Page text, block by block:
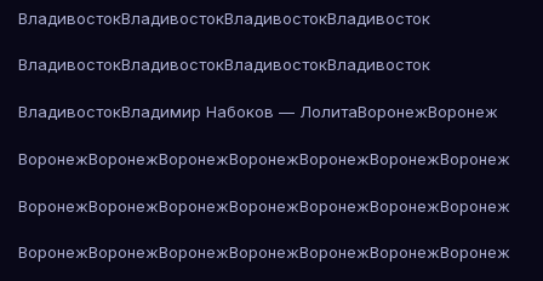
ВладивостокВладивостокВладивостокВладивосток
ВладивостокВладивостокВладивостокВладивосток
ВладивостокВладимир Набоков — ЛолитаВоронежВоронеж
ВоронежВоронежВоронежВоронежВоронежВоронежВоронеж
ВоронежВоронежВоронежВоронежВоронежВоронежВоронеж
ВоронежВоронежВоронежВоронежВоронежВоронежВоронеж